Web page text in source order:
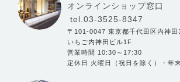
オンラインショップ窓口
tel.03-3525-8347
〒101-0047 東京都千代田区内神
いちご内神田ビル1F
営業時間 10:30～17:30
定休日 火曜日（祝日を除く）・年